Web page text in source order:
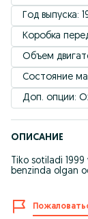
Год выпуска:
Коробка
Объем
Состояние
Доп. опции:
ОПИСАНИЕ
Tiko sotiladi
benzinda olgan